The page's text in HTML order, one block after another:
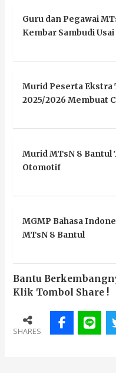
Guru dan Pegawai
Kembar Sambudi
Murid Peserta Ekstra
2025/2026 Membuat
Murid MTsN 8 Bantul
Otomotif
MGMP Bahasa
MTsN 8 Bantul
Bantu
Klik Tombol Share !
SHARES